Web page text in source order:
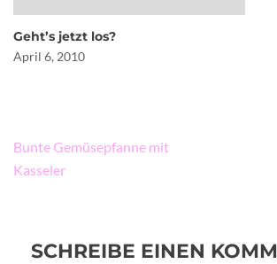
Geht’s jetzt los?
April 6, 2010
Beitragsnavigation
Bunte Gemüsepfanne mit
Kasseler
SCHREIBE EINEN